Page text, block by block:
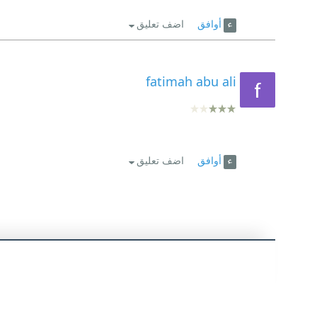
أوافق اضف تعليق
fatimah abu ali
أوافق اضف تعليق